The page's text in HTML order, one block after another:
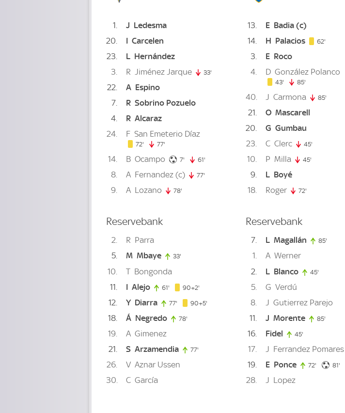
1 J Ledesma
20
I Carcelen
23
L Hernández
3
R Jiménez Jarque 33'
22 A Espino
7
R Sobrino Pozuelo
4
R Alcaraz
24
F San Emeterio Díaz
72' 72. minute
77'
14 B Ocampo 7' 7. minute
61'
8 A Fernandez(c) 77'
9 A Lozano 78'
Reservebank
2 R Parra
5
M Mbaye 33'
10 T Bongonda
11
I Alejo 61' 61. minute
90+2'
12 Y Diarra 77' 77. minute
90+5'
18 Á Negredo 78'
19 A Gimenez
21
S Arzamendia 77'
26 V Aznar Ussen
30
C García
13 E Badia(c)
14
H Palacios 62'
3 E Roco
4
D González Polanco
43' 43. minute
85'
40 J Carmona 85'
21 O Mascarell
20
G Gumbau
23
C Clerc 45'
10 P Milla 45'
9 L Boyé
18
Roger 72'
Reservebank
7 L Magallán 85'
1 A Werner
2
L Blanco 45'
5 G Verdú
8
J Gutierrez Parejo
11
J Morente 85'
16 Fidel 45'
17 J Ferrandez Pomares
19
E Ponce 72' 72. minute
81'
28 J Lopez